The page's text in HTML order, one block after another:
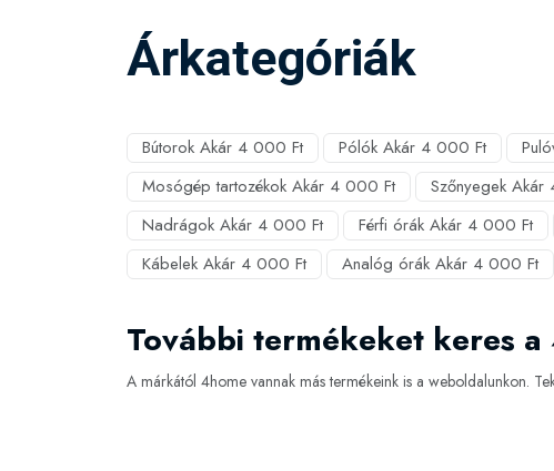
Árkategóriák
Bútorok Akár 4 000 Ft Pólók Akár 4 000 Ft
Mosógép tartozékok Akár 4 000 Ft
Szőnyegek
Nadrágok Akár 4 000 Ft
Férfi órák Akár 4 000 Ft
Kábelek Akár 4 000 Ft
Analóg órák Akár 4 000 Ft
További termékeket keres a
A márkától 4home vannak más termékeink is a weboldalunkon.